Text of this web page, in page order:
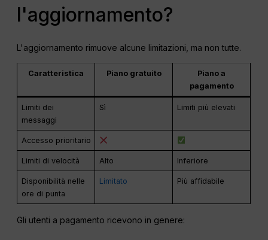
l'aggiornamento?
L'aggiornamento rimuove alcune limitazioni, ma non tutte.
Caratteristica Piano gratuito
Piano a
pagamento
Limiti dei
messaggi
Sì Limiti più elevati
Accesso prioritario
Limiti di velocità Alto Inferiore
Disponibilità nelle
ore di punta
Limitato Più affidabile
Gli utenti a pagamento ricevono in genere: